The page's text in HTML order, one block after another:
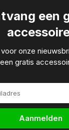
een
onze
gratis
Aanmelden